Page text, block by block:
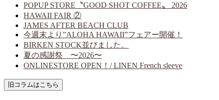
POPUP STORE〝GOOD SHOT COFFEE〟 2026
HAWAII FAIR ②
JAMES AFTER BEACH CLUB
今週末より”ALOHA HAWAII”フェアー開催！
BIRKEN STOCK並びました。
夏の感謝祭 〜2026〜
ONLINESTORE OPEN！/ LINEN French sleeve